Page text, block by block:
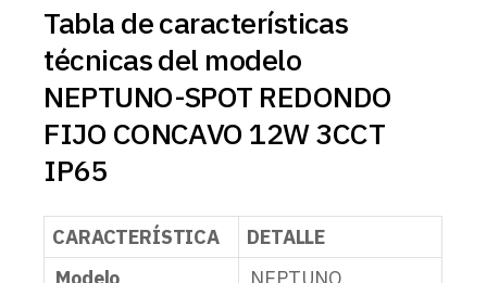
Tabla de características
técnicas del modelo
NEPTUNO-SPOT REDONDO
FIJO CONCAVO 12W 3CCT
IP65
CARACTERÍSTICA
DETALLE